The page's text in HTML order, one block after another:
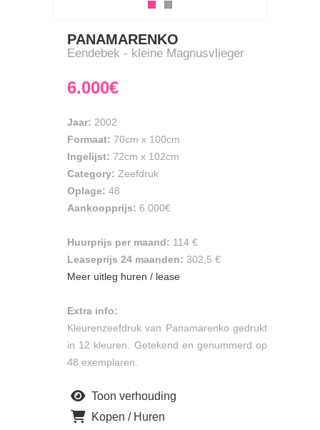
PANAMARENKO
Eendebek - kleine Magnusvlieger
6.000€
Jaar: 2002
Formaat: 70cm x 100cm
Ingelijst: 72cm x 102cm
Category: Zeefdruk
Oplage: 48
Aankoopprijs: 6.000€
Huurprijs per maand: 114 €
Leaseprijs 24 maanden: 302,5 €
Meer uitleg huren / lease
Extra info:
Kleurenzeefdruk van Panamarenko gedrukt
in 12 kleuren. Getekend en genummerd op
48 exemplaren.
Toon verhouding
Kopen / Huren